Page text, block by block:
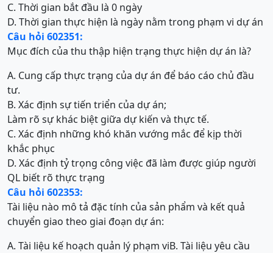
C. Thời gian bắt đầu là 0 ngày
D. Thời gian thực hiện là ngày nằm trong phạm vi dự án
Câu hỏi 602351:
Mục đích của thu thập hiện trạng thực hiện dự án là?
A. Cung cấp thực trạng của dự án để báo cáo chủ đầu
tư.
B. Xác định sự tiến triển của dự án;
Làm rõ sự khác biệt giữa dự kiến và thực tế.
C. Xác định những khó khăn vướng mắc để kịp thời
khắc phục
D. Xác định tỷ trọng công việc đã làm được giúp người
QL biết rõ thực trạng
Câu hỏi 602353:
Tài liệu nào mô tả đặc tính của sản phẩm và kết quả
chuyển giao theo giai đoạn dự án:
A. Tài liệu kế hoạch quản lý phạm viB. Tài liệu yêu cầu